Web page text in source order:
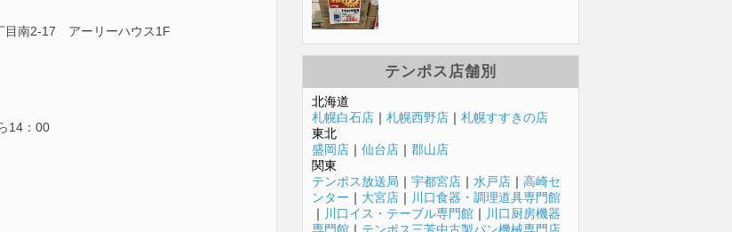
目南2-17 アーリーハウス1F
14：00
テンポス店舗別
北海道
札幌白石店 ｜ 札幌西野店 ｜ 札幌すすきの店
東北
盛岡店 ｜ 仙台店 ｜ 郡山店
関東
テンポス放送局 ｜ 宇都宮店 ｜ 水戸店 ｜ 高崎セ
ンター ｜ 大宮店 ｜ 川口食器・調理道具専門館
｜ 川口イス・テーブル専門館 ｜ 川口厨房機器
専門館 ｜ テンポス三芳中古製パン機械専門店